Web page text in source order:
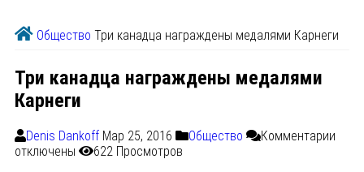
Общество Три канадца награждены медалями Карнеги
Три канадца награждены медалями
Карнеги
Denis Dankoff Мар 25, 2016 Общество
Комментарии
отключены
622 Просмотров